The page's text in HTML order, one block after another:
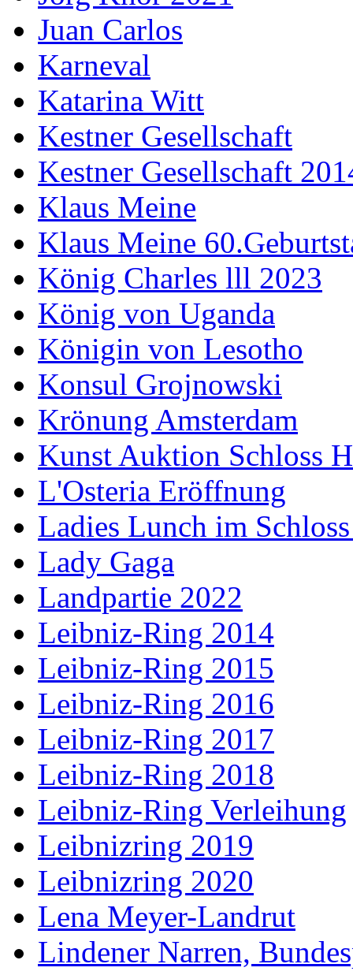
Juan Carlos
Karneval
Katarina Witt
Kestner Gesellschaft
Kestner Gesellschaft
Klaus Meine
Klaus Meine
König Charles lll 2023
König von Uganda
Königin von Lesotho
Konsul Grojnowski
Krönung Amsterdam
Kunst Auktion Schloss
L'Osteria Eröffnung
Ladies Lunch im
Lady Gaga
Landpartie 2022
Leibniz-Ring 2014
Leibniz-Ring 2015
Leibniz-Ring 2016
Leibniz-Ring 2017
Leibniz-Ring 2018
Leibniz-Ring Verleihung
Leibnizring 2019
Leibnizring 2020
Lena Meyer-Landrut
Lindener Narren,